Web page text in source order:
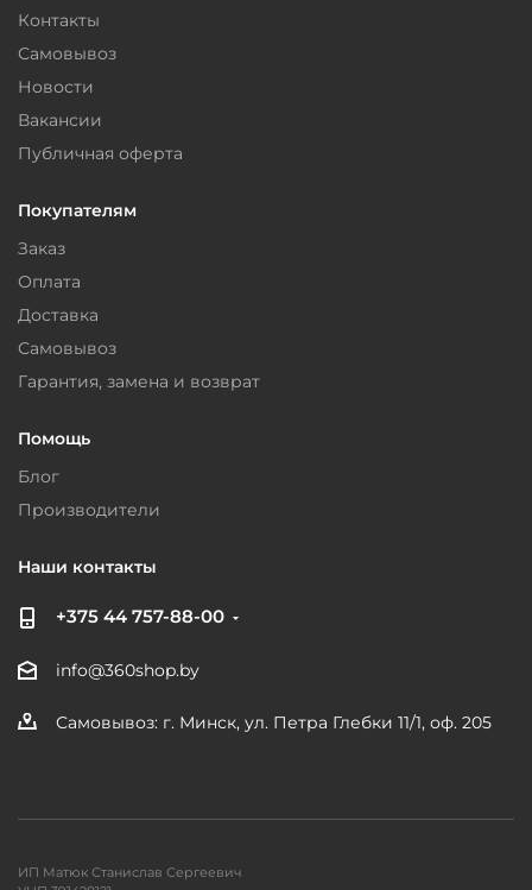
Контакты
Самовывоз
Новости
Вакансии
Публичная оферта
Покупателям
Заказ
Оплата
Доставка
Самовывоз
Гарантия, замена и возврат
Помощь
Блог
Производители
Наши контакты
+375 44 757-88-00
info@360shop.by
Самовывоз: г. Минск, ул. Петра Глебки 11/1, оф. 205
ИП Матюк Станислав Сергеевич